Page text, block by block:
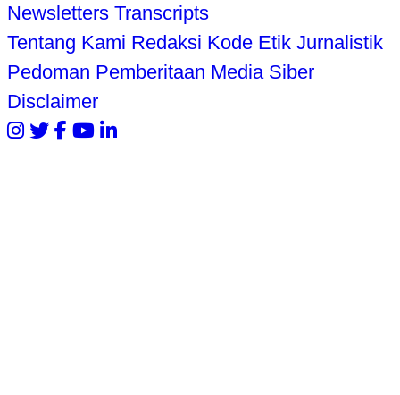
Newsletters Transcripts
Tentang Kami Redaksi Kode Etik Jurnalistik
Pedoman Pemberitaan Media Siber
Disclaimer